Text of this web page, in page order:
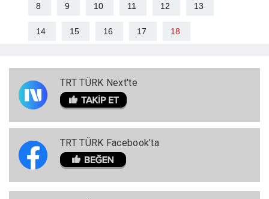
8 9 10 11 12 13
14 15 16 17 18
TRT TÜRK Next'te
TRT TÜRK Facebook’ta